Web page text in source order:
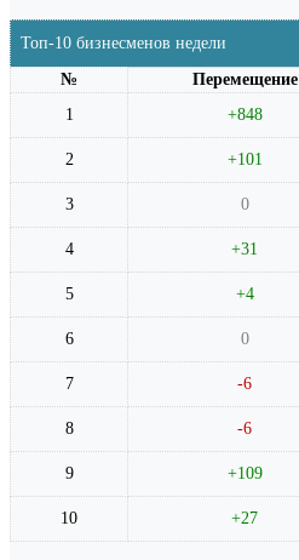
Топ-10 бизнесменов недели
№
Перемещение
1
+848
2
+101
3
0
4
+31
5
+4
6
0
7
-6
8
-6
9
+109
10
+27